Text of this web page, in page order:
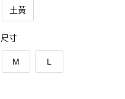
土黃
尺寸
M L